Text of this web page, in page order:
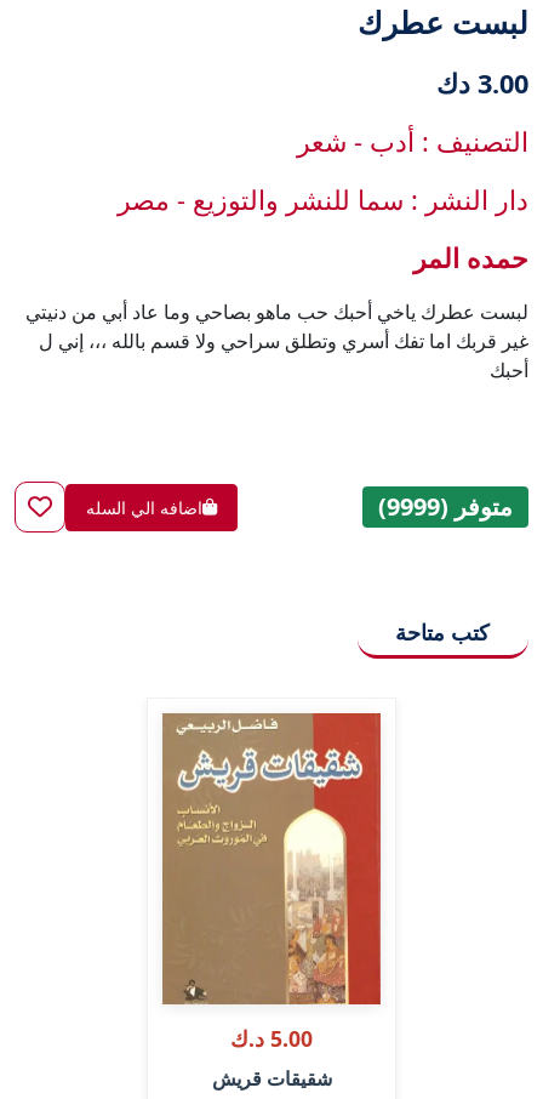
لبست عطرك
3.00 دك
التصنيف : أدب - شعر
دار النشر : سما للنشر والتوزيع - مصر
حمده المر
لبست عطرك ياخي أحبك حب ماهو بصاحي وما عاد أبي من دنيتي
غير قربك اما تفك أسري وتطلق سراحي ولا قسم بالله ،،، إني ل
أحبك
متوفر (9999) اضافه الي السله
كتب متاحة
5.00 د.ك
شقيقات قريش